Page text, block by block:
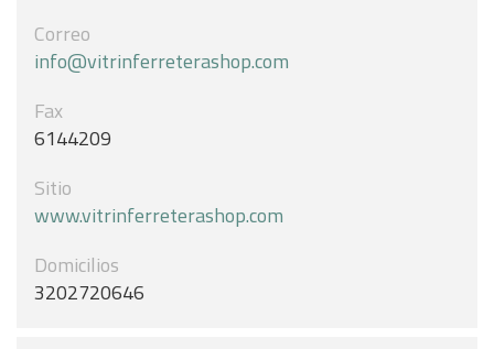
Correo
info@vitrinferreterashop.com
Fax
6144209
Sitio
www.vitrinferreterashop.com
Domicilios
3202720646